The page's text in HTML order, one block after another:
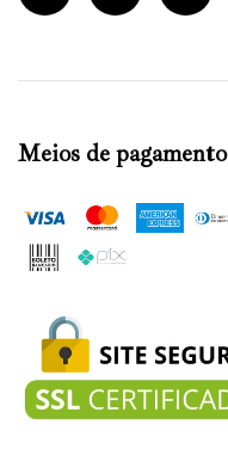
Meios de pagamento